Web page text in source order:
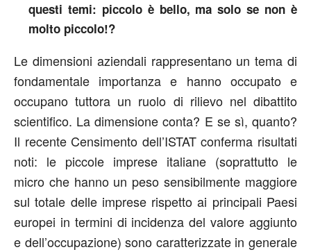
questi temi: piccolo è bello, ma solo se non è
molto piccolo!?
Le dimensioni aziendali rappresentano un tema di
fondamentale importanza e hanno occupato e
occupano tuttora un ruolo di rilievo nel dibattito
scientifico. La dimensione conta? E se sì, quanto?
Il recente Censimento dell’ISTAT conferma risultati
noti: le piccole imprese italiane (soprattutto le
micro che hanno un peso sensibilmente maggiore
sul totale delle imprese rispetto ai principali Paesi
europei in termini di incidenza del valore aggiunto
e dell’occupazione) sono caratterizzate in generale